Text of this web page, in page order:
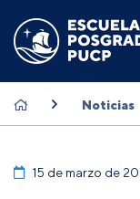
Noticias
15 de marzo de